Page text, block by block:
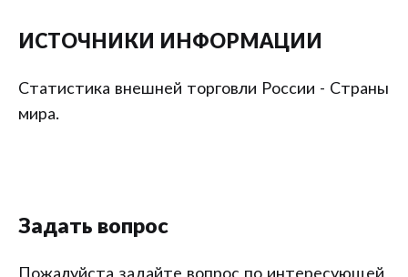
ИСТОЧНИКИ ИНФОРМАЦИИ
Статистика внешней торговли России - Страны
мира.
Задать вопрос